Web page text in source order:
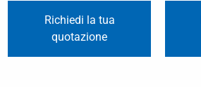
Richiedi la tua
quotazione